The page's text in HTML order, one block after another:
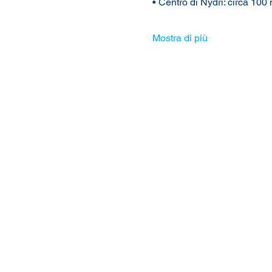
Mostra di più